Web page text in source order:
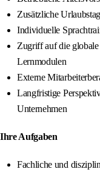
Zusätzliche
Individuelle
Zugriff auf die
Lernmodulen
Externe
Langfristige
Unternehmen
Ihre Aufgaben
Fachliche und